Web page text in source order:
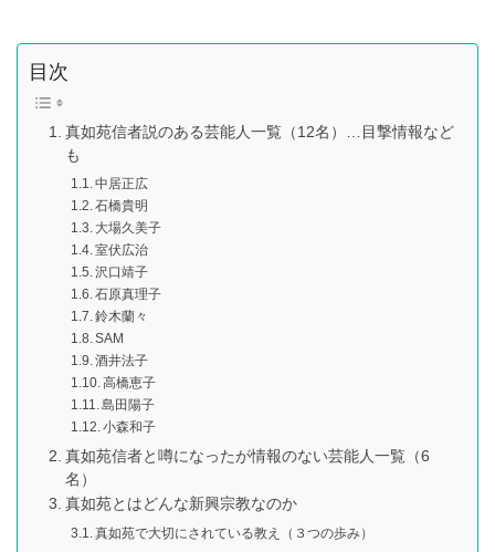
目次
真如苑信者説のある芸能人一覧（12名）…目撃情報など
も
中居正広
石橋貴明
大場久美子
室伏広治
沢口靖子
石原真理子
鈴木蘭々
SAM
酒井法子
高橋恵子
島田陽子
小森和子
真如苑信者と噂になったが情報のない芸能人一覧（6
名）
真如苑とはどんな新興宗教なのか
真如苑で大切にされている教え（３つの歩み）